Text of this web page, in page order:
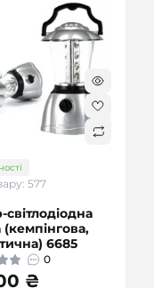
577
світлодіодна
6685
0
₴